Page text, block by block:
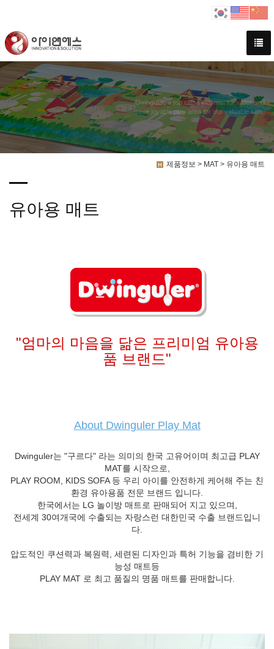
Dwinguler, a top class playmat for safer and
more joyable play area for our valuable kids.
제품정보 > MAT > 유아용 매트
유아용 매트
"엄마의 마음을 닮은 프리미엄 유아용
품 브랜드"
About Dwinguler Play Mat
Dwinguler는 "구르다" 라는 의미의 한국 고유어이며 최고급 PLAY
MAT를 시작으로,
PLAY ROOM, KIDS SOFA 등 우리 아이를 안전하게 케어해 주는 친
환경 유아용품 전문 브랜드 입니다.
한국에서는 LG 놀이방 매트로 판매되어 지고 있으며,
전세계 30여개국에 수출되는 자랑스런 대한민국 수출 브랜드입니
다.
압도적인 쿠션력과 복원력, 세련된 디자인과 특허 기능을 겸비한 기
능성 매트등
PLAY MAT 로 최고 품질의 명품 매트를 판매합니다.